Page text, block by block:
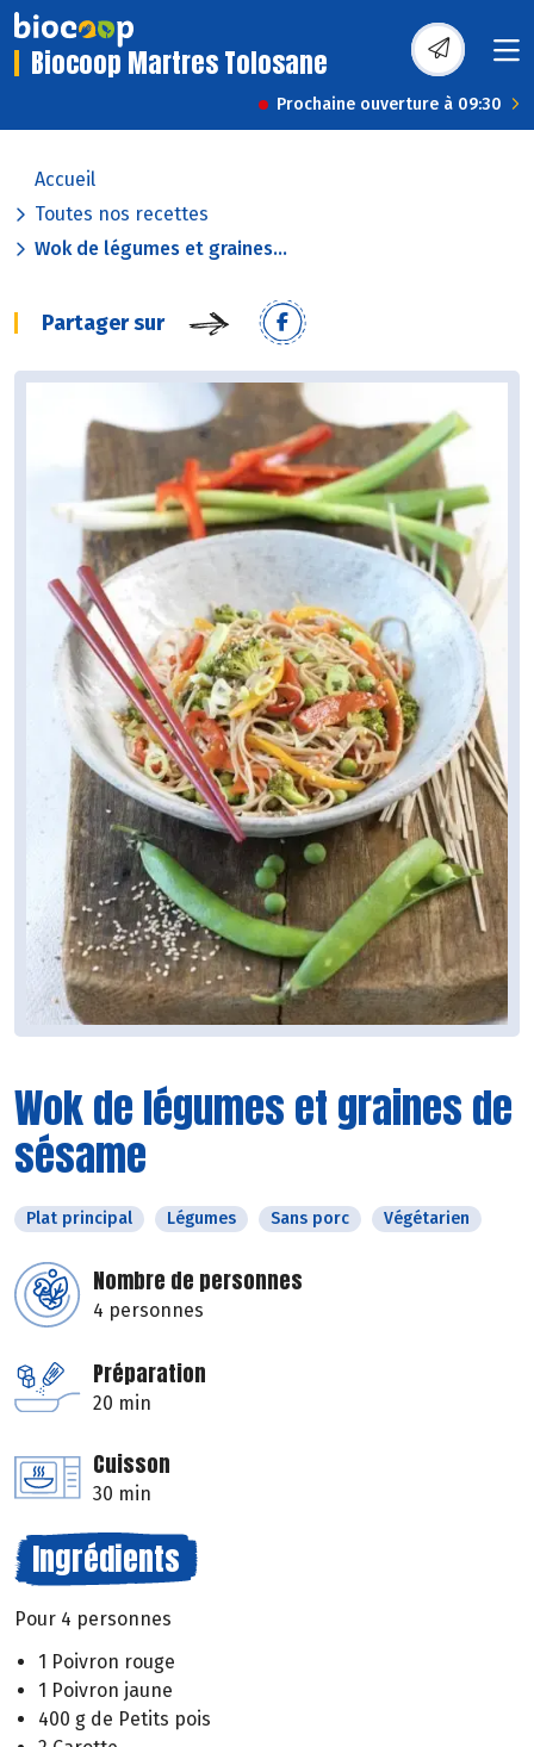
Biocoop Martres Tolosane
Prochaine ouverture à 09:30
Accueil
Toutes nos recettes
Wok de légumes et graines...
Partager sur
Wok de légumes et graines de
sésame
Plat principal Légumes Sans porc Végétarien
Nombre de personnes
4 personnes
Préparation
20 min
Cuisson
30 min
Ingrédients
Pour 4 personnes
1 Poivron rouge
1 Poivron jaune
400 g de Petits pois